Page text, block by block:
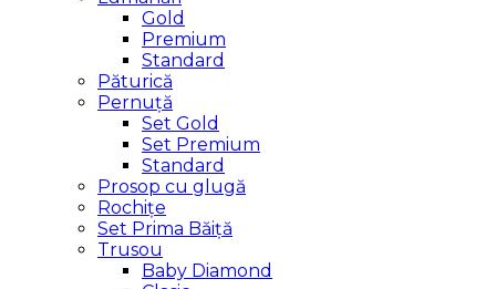
Gold
Premium
Standard
Păturică
Pernuță
Set Gold
Set Premium
Standard
Prosop cu glugă
Rochițe
Set Prima Băiță
Trusou
Baby Diamond